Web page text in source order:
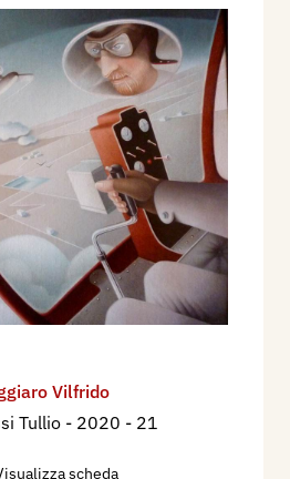
Vilfrido
Tullio - 2020 - 21
scheda